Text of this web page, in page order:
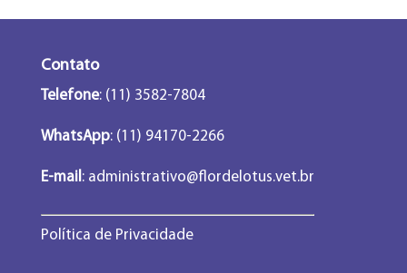
Contato
Telefone: (11) 3582-7804
WhatsApp: (11) 94170-2266
E-mail :administrativo@flordelotus.vet.br
Política de Privacidade